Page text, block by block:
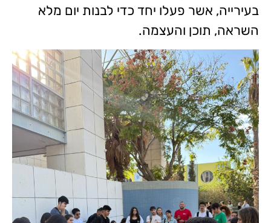
בעירייה, אשר פעלו יחד כדי לבנות יום מלא
השראה, תוכן והעצמה.